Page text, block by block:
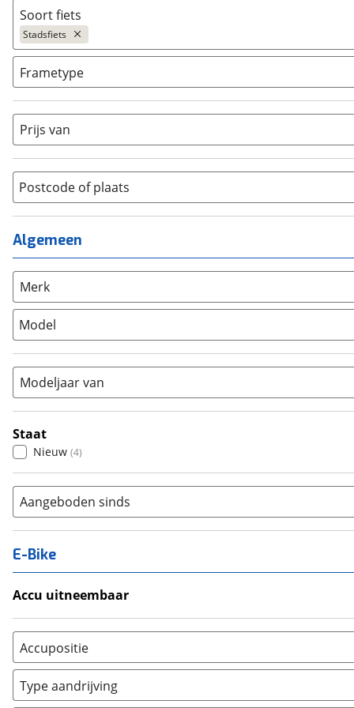
Ja, E-bike
Ja, High-speed (0)
Soort fiets
Stadsfiets
BMX / Freestyle fiets (0)
Cruiserfiets
Jeugdfiets (0)
Kinderfiets (6)
Ligfiets (1)
Mountainbike
Overig (0)
Racefiets
Stadsfiets (4)
Tandem
Vouwfiets (0)
Frametype
Dames (1)
Dames monotube
Heren (2)
Jongens
Lage instap (1)
Meisjes
Prijs van
Postcode of plaats
Algemeen
Merk
Model
Modeljaar van
Staat
Nieuw (4)
Aangeboden sinds
E-Bike
Accu uitneembaar
Nee, vast (0)
Accupositie
Bagagedrager (0)
Frame (0 )
Type aandrijving